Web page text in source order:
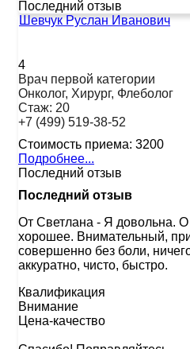
Последний отзыв
Шевчук Руслан Иванович
4
Врач первой категории
Онколог, Хирург, Флеболог
Стаж: 20
+7 (499) 519-38-52
Стоимость приема: 3200
Подробнее...
Последний отзыв
Последний отзыв
От Светлана - Я довольна. О
хорошее. Внимательный,
совершенно без боли,
аккуратно, чисто, быстро.
Квалификация
Внимание
Цена-качество